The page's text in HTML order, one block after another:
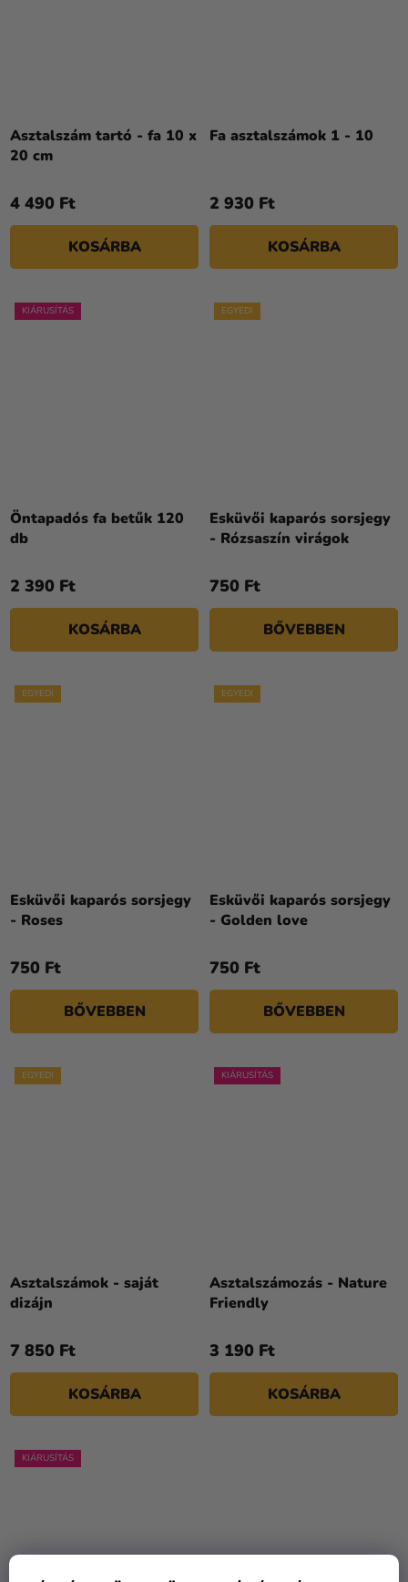
Asztalszám tartó - fa 10 x
20 cm
4 490 Ft
KOSÁRBA
Fa asztalszámok 1 - 10
2 930 Ft
KOSÁRBA
KIÁRUSÍTÁS
Öntapadós fa betűk 120
db
2 390 Ft
KOSÁRBA
EGYEDI
Esküvői kaparós sorsjegy
- Rózsaszín virágok
750 Ft
BŐVEBBEN
EGYEDI
Esküvői kaparós sorsjegy
- Roses
750 Ft
BŐVEBBEN
EGYEDI
Esküvői kaparós sorsjegy
- Golden love
750 Ft
BŐVEBBEN
EGYEDI
Asztalszámok - saját
dizájn
7 850 Ft
KOSÁRBA
KIÁRUSÍTÁS
Asztalszámozás - Nature
Friendly
3 190 Ft
KOSÁRBA
KIÁRUSÍTÁS